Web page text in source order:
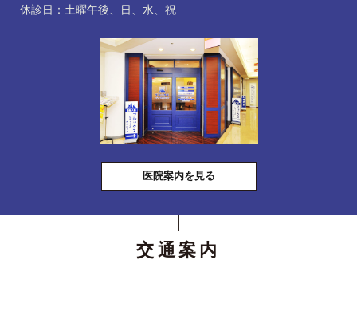
休診日：土曜午後、日、水、祝
医院案内を見る
交通案内